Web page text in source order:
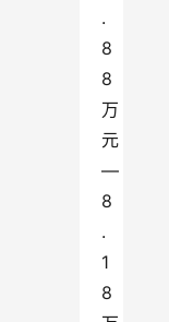
.
8
8
万
元
—
8
.
1
8